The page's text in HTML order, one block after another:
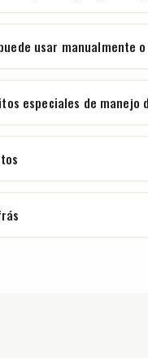
usar manualmente
especiales de